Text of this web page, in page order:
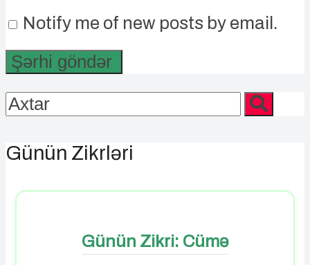
Notify me of new posts by email.
Günün Zikrləri
Günün Zikri: Cümə